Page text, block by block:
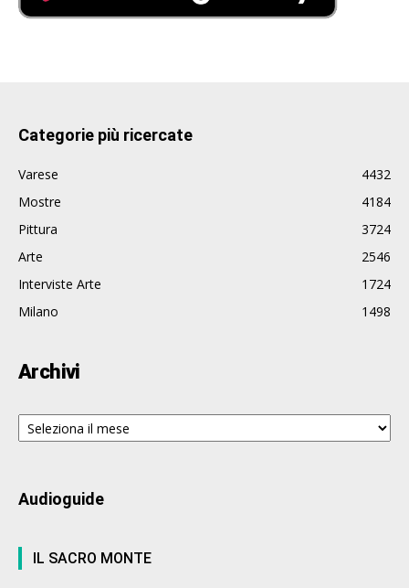
Categorie più ricercate
Varese
4432
Mostre
4184
Pittura
3724
Arte
2546
Interviste Arte
1724
Milano
1498
Archivi
Archivi
Audioguide
IL SACRO MONTE